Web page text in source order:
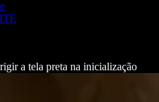
a tela preta na inicialização